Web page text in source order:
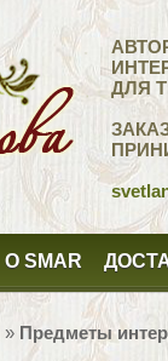
ДЛЯ
О SMAR
» Предметы